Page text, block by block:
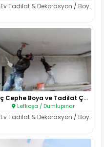
Ev Tadilat & Dekorasyon /Boya & Badana
İç Cephe Boya ve Tadilat Çalış..
Lefkoşa / Dumlupınar
Ev Tadilat & Dekorasyon /Boya & Badana